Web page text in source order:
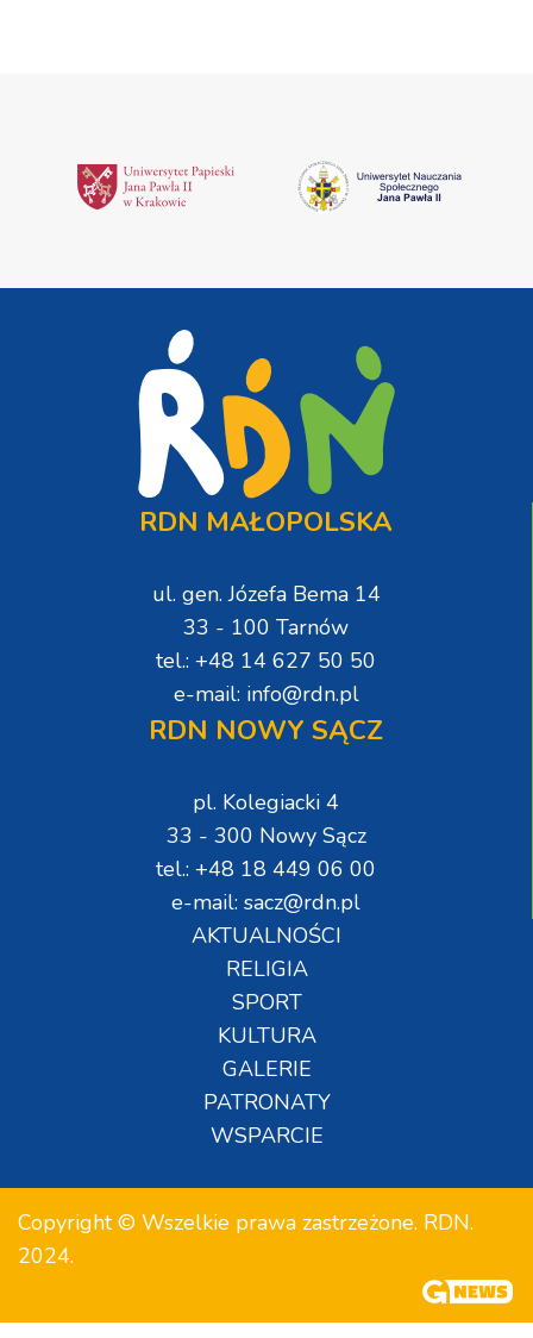
RDN MAŁOPOLSKA
ul. gen. Józefa Bema 14
33 - 100 Tarnów
tel.: +48 14 627 50 50
e-mail: info@rdn.pl
RDN NOWY SĄCZ
pl. Kolegiacki 4
33 - 300 Nowy Sącz
tel.: +48 18 449 06 00
e-mail: sacz@rdn.pl
AKTUALNOŚCI
RELIGIA
SPORT
KULTURA
GALERIE
PATRONATY
WSPARCIE
Copyright © Wszelkie prawa zastrzeżone. RDN.
2024.